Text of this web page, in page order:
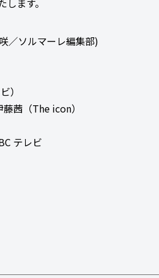
ます。
／ソルマーレ編集部)
）
茜（The icon）
テレビ